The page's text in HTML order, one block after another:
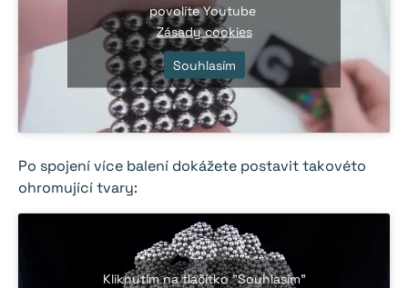
povolíte Youtube
Zásady cookies
Souhlasím
Po spojení více balení dokážete postavit takovéto
ohromující tvary:
Kliknutím na tlačítko "Souhlasím"